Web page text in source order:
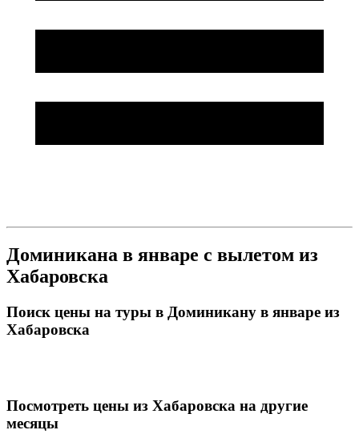
Доминикана в январе с вылетом из
Хабаровска
Поиск цены на туры в Доминикану в январе из
Хабаровска
Посмотреть цены из Хабаровска на другие
месяцы